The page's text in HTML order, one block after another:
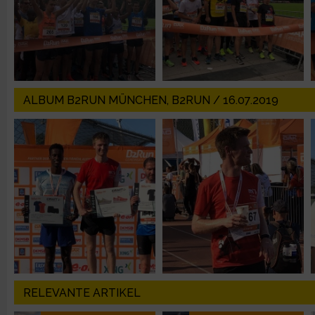
ALBUM B2RUN MÜNCHEN, B2RUN / 16.07.2019
RELEVANTE ARTIKEL
IAB-Besonderheiten:
Verwendung genauer Standortdaten
Geräte anhand von aktiv angeforderten Informationen
Nicht-IAB-Verarbeitungszwecke:
Notwendig
Performance
Funktional
Werbung